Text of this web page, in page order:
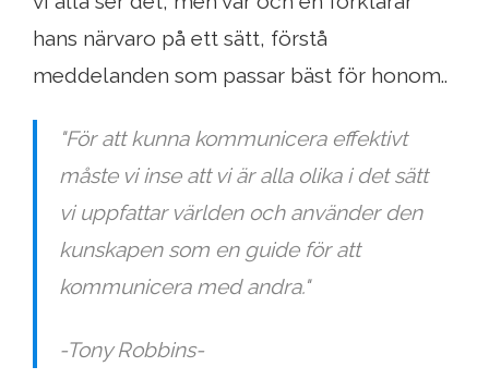
hans närvaro på ett sätt, förstå
meddelanden som passar bäst för honom..
"För att kunna kommunicera effektivt
måste vi inse att vi är alla olika i det sätt
vi uppfattar världen och använder den
kunskapen som en guide för att
kommunicera med andra."
-Tony Robbins-